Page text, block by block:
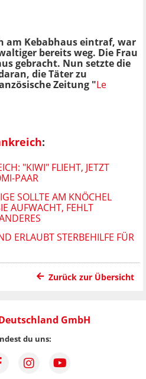
am Kebabhaus eintraf, war
bereits weg. Die Frau
gebracht. Nun setzte die
die Täter zu
Zeitung "Le
:
"KIWI" FLIEHT, JETZT
PAAR
SOLLTE AM KNÖCHEL
AUFWACHT, FEHLT
ERLAUBT STERBEHILFE FÜR
Zurück zur Übersicht
GmbH
du uns: